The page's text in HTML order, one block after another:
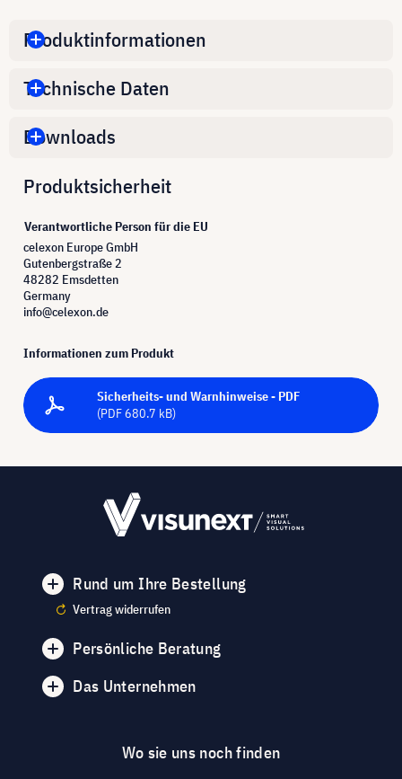
Produktinformationen
Technische Daten
Downloads
Produktsicherheit
Verantwortliche Person für die EU
celexon Europe GmbH
Gutenbergstraße 2
48282 Emsdetten
Germany
info@celexon.de
Informationen zum Produkt
Sicherheits- und Warnhinweise - PDF
(PDF 680.7 kB)
Rund um Ihre Bestellung
Vertrag widerrufen
Persönliche Beratung
Das Unternehmen
Wo sie uns noch finden